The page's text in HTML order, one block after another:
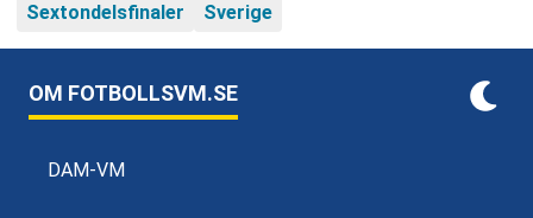
Sextondelsfinaler
Sverige
OM FOTBOLLSVM.SE
DAM-VM